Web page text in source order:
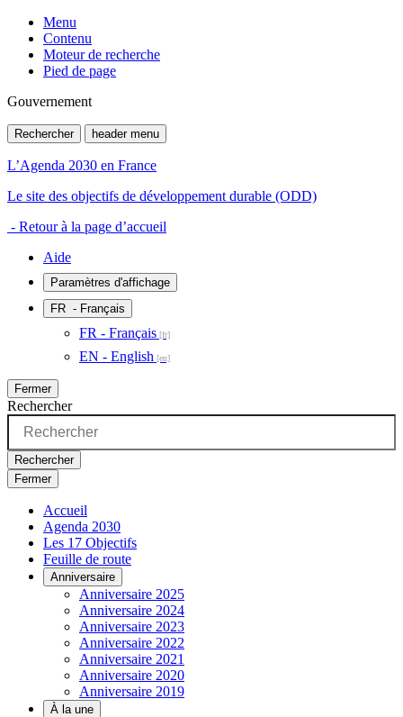
Menu
Contenu
Moteur de recherche
Pied de page
Gouvernement
Rechercher header menu
L’Agenda 2030 en France
Le site des objectifs de développement durable (ODD)
- Retour à la page d’accueil
Aide
Paramètres d'affichage
FR - Français
FR - Français
EN - English
Fermer
Rechercher
Rechercher
Fermer
Accueil
Agenda 2030
Les 17 Objectifs
Feuille de route
Anniversaire
Anniversaire 2025
Anniversaire 2024
Anniversaire 2023
Anniversaire 2022
Anniversaire 2021
Anniversaire 2020
Anniversaire 2019
À la une